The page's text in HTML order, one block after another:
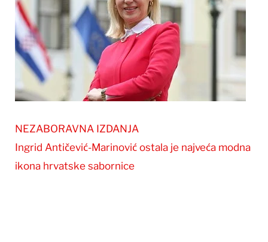
NEZABORAVNA IZDANJA
Ingrid Antičević-Marinović ostala je najveća modna
ikona hrvatske sabornice